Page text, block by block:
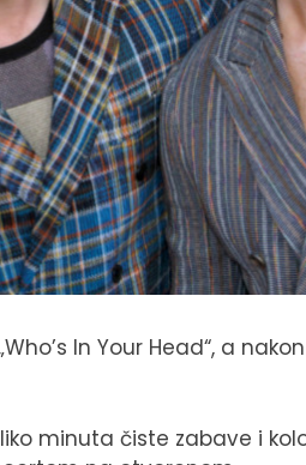
In Your Head“, a
minuta čiste zabave i